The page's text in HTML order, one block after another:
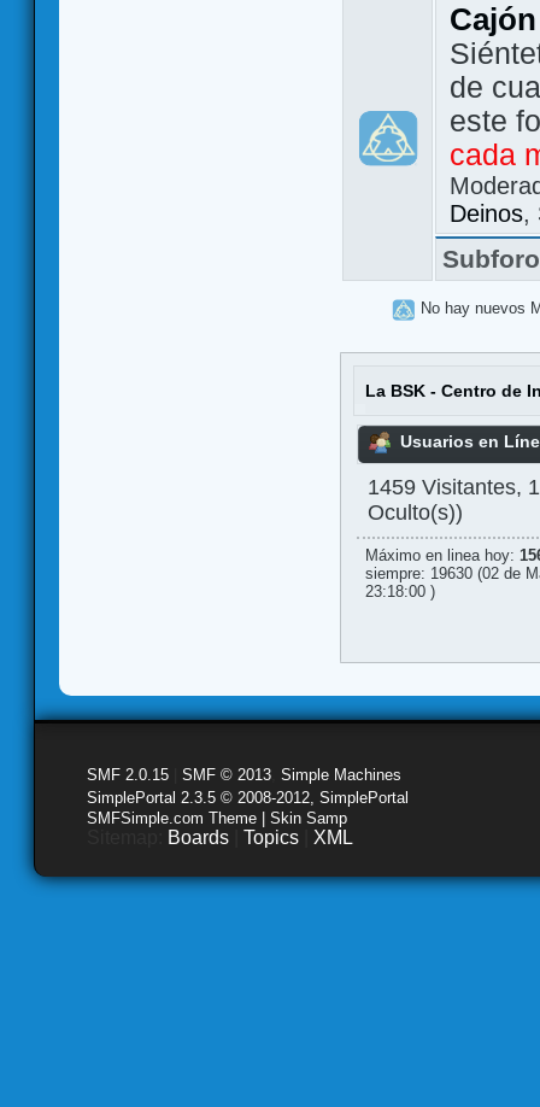
de
este
cada
Deinos,
No hay nuevos
La BSK - Centro de
Usuarios en
1459 Visitantes,
Oculto(s))
Máximo en linea hoy:
siempre: 19630 (02 de
23:18:00 )
SMF 2.0.15 SMF © 2013 Simple Machines
SimplePortal 2.3.5 © 2008-2012, SimplePortal
SMFSimple.com Theme | Skin Samp
Boards Topics XML